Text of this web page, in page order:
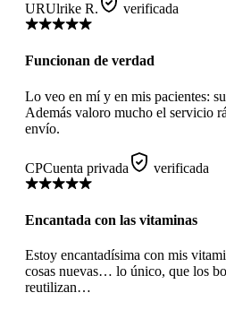
URUlrike R. verificada
Funcionan de verdad
Lo veo en mí y en mis pacientes:
Además valoro mucho el servicio
envío.
CPCuenta privada verificada
Encantada con las vitaminas
Estoy encantadísima con mis
cosas nuevas… lo único, que los
reutilizan…